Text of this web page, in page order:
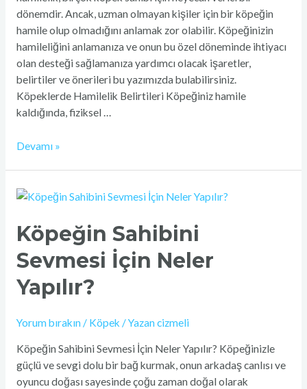
dönemdir. Ancak, uzman olmayan kişiler için bir köpeğin
hamile olup olmadığını anlamak zor olabilir. Köpeğinizin
hamileliğini anlamanıza ve onun bu özel döneminde ihtiyacı
olan desteği sağlamanıza yardımcı olacak işaretler,
belirtiler ve önerileri bu yazımızda bulabilirsiniz.
Köpeklerde Hamilelik Belirtileri Köpeğiniz hamile
kaldığında, fiziksel …
Devamı »
Köpeğin Sahibini
Sevmesi İçin Neler
Yapılır?
Yorum bırakın / Köpek / Yazan cizmeli
Köpeğin Sahibini Sevmesi İçin Neler Yapılır? Köpeğinizle
güçlü ve sevgi dolu bir bağ kurmak, onun arkadaş canlısı ve
oyuncu doğası sayesinde çoğu zaman doğal olarak
Köpeğin
Sevmesi
İçin
Neler
Yapılır?